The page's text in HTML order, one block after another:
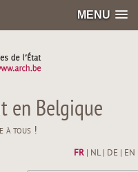
MENU
en Belgique
à tous !
FR| NL| DE EN